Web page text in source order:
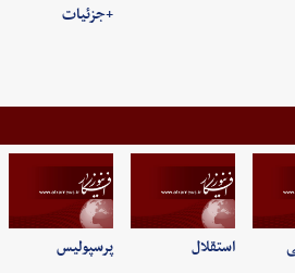
+جزئیات
استقلال پرسپولیس